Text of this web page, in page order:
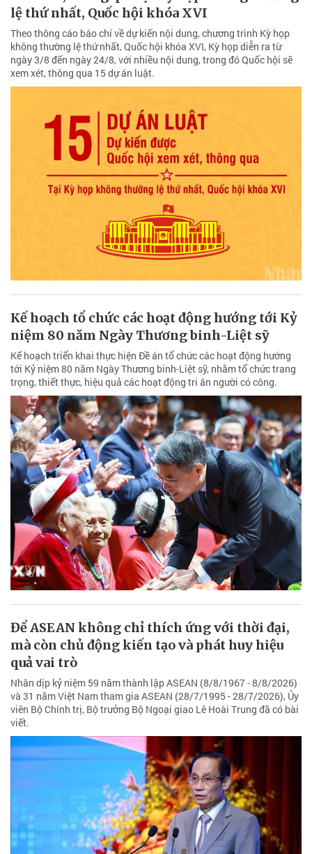
lệ thứ nhất, Quốc hội khóa XVI
Theo thông cáo báo chí về dự kiến nội dung, chương trình Kỳ họp
không thường lệ thứ nhất, Quốc hội khóa XVI, Kỳ họp diễn ra từ
ngày 3/8 đến ngày 24/8, với nhiều nội dung, trong đó Quốc hội sẽ
xem xét, thông qua 15 dự án luật.
Kế hoạch tổ chức các hoạt động hướng tới Kỷ
niệm 80 năm Ngày Thương binh-Liệt sỹ
Kế hoạch triển khai thực hiện Đề án tổ chức các hoạt động hướng
tới Kỷ niệm 80 năm Ngày Thương binh-Liệt sỹ, nhằm tổ chức trang
trọng, thiết thực, hiệu quả các hoạt động tri ân người có công.
Để ASEAN không chỉ thích ứng với thời đại,
mà còn chủ động kiến tạo và phát huy hiệu
quả vai trò
Nhân dịp kỷ niệm 59 năm thành lập ASEAN (8/8/1967 - 8/8/2026)
và 31 năm Việt Nam tham gia ASEAN (28/7/1995 - 28/7/2026), Ủy
viên Bộ Chính trị, Bộ trưởng Bộ Ngoại giao Lê Hoài Trung đã có bài
viết.